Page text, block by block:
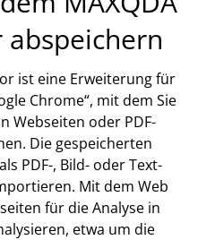
ist eine Erweiterung für
Chrome“, mit dem Sie
Webseiten oder PDF-
Die gespeicherten
PDF-, Bild- oder Text-
Mit dem Web
für die Analyse in
etwa um die